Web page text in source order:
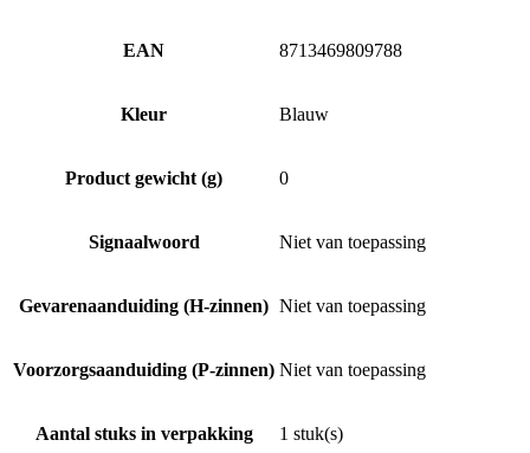
EAN 8713469809788
Kleur Blauw
Product gewicht (g) 0
Signaalwoord Niet van toepassing
Gevarenaanduiding (H-zinnen) Niet van toepassing
Voorzorgsaanduiding (P-zinnen) Niet van toepassing
Aantal stuks in verpakking 1 stuk(s)